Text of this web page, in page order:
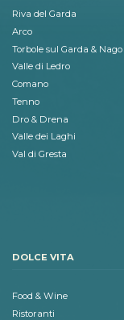
Riva del Garda
Arco
Torbole sul Garda & Nago
Valle di Ledro
Comano
Tenno
Dro & Drena
Valle dei Laghi
Val di Gresta
DOLCE VITA
Food & Wine
Ristoranti